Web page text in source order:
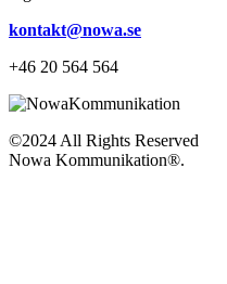
kontakt@nowa.se
+46 20 564 564
©2024 All Rights Reserved
Nowa Kommunikation®.